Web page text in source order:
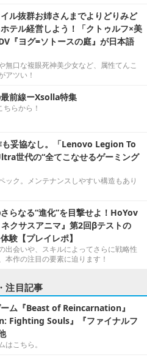
ル抜群お姉さんまでよりどりみど
テル経営しよう！「クトゥルフ×美
『ヨグ=ソトースの庭』が日本語
無口な複眼死神美少女など、属性てんこ
アツい！
前線ーXsolla特集
らから！
妥協なし。「Lenovo Legion To
世代の“全てこなせるゲーミング
ック。メンテナンスしやすい構造もあり
らなる“進化”を目撃せよ！HoYov
クサスアニマ』第2回βテストの
験【プレイレポ】
出会いや、スキルによってさらに戦略性
本作の注目の要素に迫ります！
注目記事
ム『Beast of Reincarnation』
Fighting Souls』『ファイナルフ
こちら。